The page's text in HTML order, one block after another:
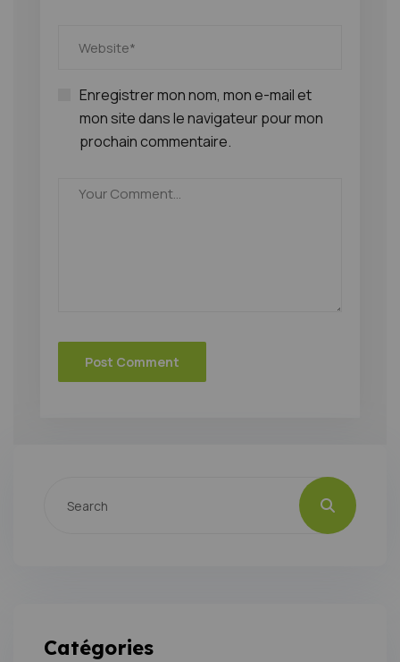
Enregistrer mon nom, mon e-mail et
mon site dans le navigateur pour mon
prochain commentaire.
Catégories